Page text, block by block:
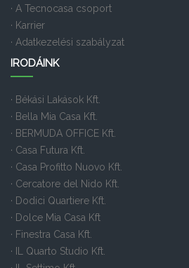
· A Tecnocasa csoport
· Karrier
· Adatkezelési szabályzat
IRODÁINK
· Békási Lakások Kft.
· Bella Mia Casa Kft.
· BERMUDA OFFICE Kft.
· Casa Futura Kft.
· Casa Profitto Nuovo Kft.
· Cercatore del Nido Kft.
· Dodici Quartiere Kft.
· Dolce Mia Casa Kft
· Finestra Casa Kft.
· IL Quarto Studio Kft.